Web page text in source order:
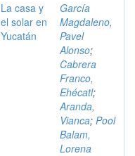
La casa y
el solar en
Yucatán
García
Magdaleno,
Pavel
Alonso;
Cabrera
Franco,
Ehécatl;
Aranda,
Vianca; Pool
Balam,
Lorena